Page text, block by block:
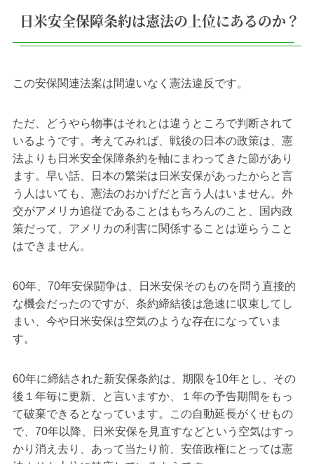
日米安全保障条約は憲法の上位にあるのか？
この安保関連法案は間違いなく憲法違反です。
ただ、どうやら物事はそれとは違うところで判断されて
いるようです。考えてみれば、戦後の日本の政策は、憲
法よりも日米安全保障条約を軸にまわってきた節があり
ます。早い話、日本の繁栄は日米安保があったからと言
う人はいても、憲法のおかげだと言う人はいません。外
交がアメリカ追従であることはもちろんのこと、国内政
策だって、アメリカの利害に関係することは逆らうこと
はできません。
60年、70年安保闘争は、日米安保そのものを問う直接的
な機会だったのですが、条約締結後は急速に収束してし
まい、今や日米安保は空気のような存在になっていま
す。
60年に締結された新安保条約は、期限を10年とし、その
後１年毎に更新、と言いますか、１年の予告期間をもっ
て破棄できるとなっています。この自動延長がくせもの
で、70年以降、日米安保を見直すなどという空気はすっ
かり消え去り、あって当たり前、安倍政権にとっては憲